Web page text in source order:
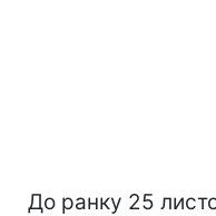
До ранку 25